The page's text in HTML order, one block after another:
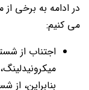
در ادامه به برخی
می کنیم: